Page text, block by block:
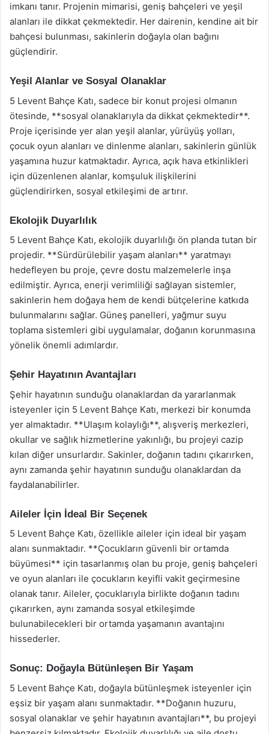
imkanı tanır. Projenin mimarisi, geniş bahçeleri ve yeşil
alanları ile dikkat çekmektedir. Her dairenin, kendine ait bir
bahçesi bulunması, sakinlerin doğayla olan bağını
güçlendirir.
Yeşil Alanlar ve Sosyal Olanaklar
5 Levent Bahçe Katı, sadece bir konut projesi olmanın
ötesinde, **sosyal olanaklarıyla da dikkat çekmektedir**.
Proje içerisinde yer alan yeşil alanlar, yürüyüş yolları,
çocuk oyun alanları ve dinlenme alanları, sakinlerin günlük
yaşamına huzur katmaktadır. Ayrıca, açık hava etkinlikleri
için düzenlenen alanlar, komşuluk ilişkilerini
güçlendirirken, sosyal etkileşimi de artırır.
Ekolojik Duyarlılık
5 Levent Bahçe Katı, ekolojik duyarlılığı ön planda tutan bir
projedir. **Sürdürülebilir yaşam alanları** yaratmayı
hedefleyen bu proje, çevre dostu malzemelerle inşa
edilmiştir. Ayrıca, enerji verimliliği sağlayan sistemler,
sakinlerin hem doğaya hem de kendi bütçelerine katkıda
bulunmalarını sağlar. Güneş panelleri, yağmur suyu
toplama sistemleri gibi uygulamalar, doğanın korunmasına
yönelik önemli adımlardır.
Şehir Hayatının Avantajları
Şehir hayatının sunduğu olanaklardan da yararlanmak
isteyenler için 5 Levent Bahçe Katı, merkezi bir konumda
yer almaktadır. **Ulaşım kolaylığı**, alışveriş merkezleri,
okullar ve sağlık hizmetlerine yakınlığı, bu projeyi cazip
kılan diğer unsurlardır. Sakinler, doğanın tadını çıkarırken,
aynı zamanda şehir hayatının sunduğu olanaklardan da
faydalanabilirler.
Aileler İçin İdeal Bir Seçenek
5 Levent Bahçe Katı, özellikle aileler için ideal bir yaşam
alanı sunmaktadır. **Çocukların güvenli bir ortamda
büyümesi** için tasarlanmış olan bu proje, geniş bahçeleri
ve oyun alanları ile çocukların keyifli vakit geçirmesine
olanak tanır. Aileler, çocuklarıyla birlikte doğanın tadını
çıkarırken, aynı zamanda sosyal etkileşimde
bulunabilecekleri bir ortamda yaşamanın avantajını
hissederler.
Sonuç: Doğayla Bütünleşen Bir Yaşam
5 Levent Bahçe Katı, doğayla bütünleşmek isteyenler için
eşsiz bir yaşam alanı sunmaktadır. **Doğanın huzuru,
sosyal olanaklar ve şehir hayatının avantajları**, bu projeyi